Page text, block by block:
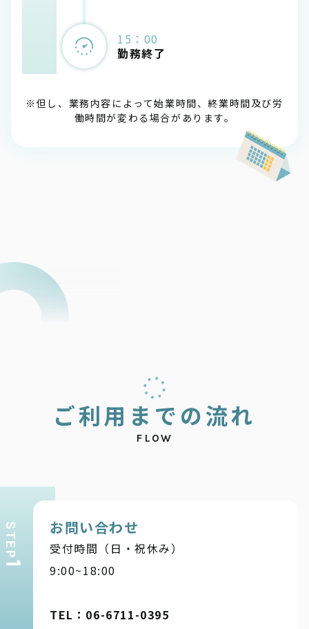
15：00
勤務終了
※但し、業務内容によって始業時間、終業時間及び労
働時間が変わる場合があります。
ご利用 ま での流れ
FLOW
STEP
1
お問い合わせ
受付時間（日・祝休み）
9:00~18:00
TEL：06-6711-0395